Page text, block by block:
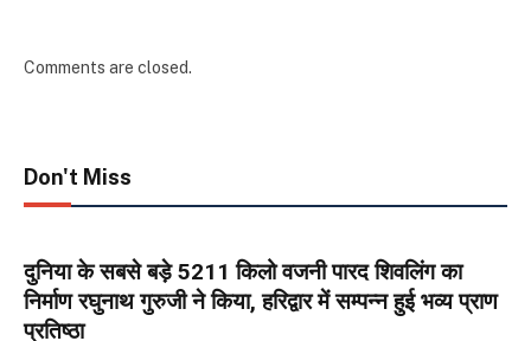
Comments are closed.
Don't Miss
दुनिया के सबसे बड़े 5211 किलो वजनी पारद शिवलिंग का
निर्माण रघुनाथ गुरुजी ने किया, हरिद्वार में सम्पन्न हुई भव्य प्राण
प्रतिष्ठा